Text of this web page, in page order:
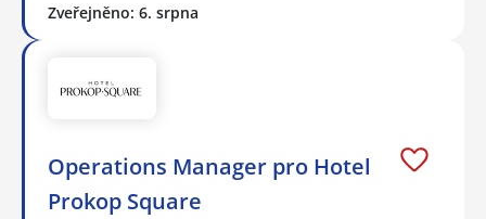
Zveřejněno: 6. srpna
Operations Manager pro Hotel
Prokop Square